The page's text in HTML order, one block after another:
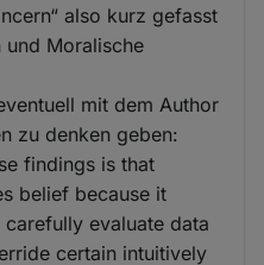
also kurz gefasst
und Moralische
mit dem Author
zu denken geben:
findings is that
belief because it
evaluate data
certain intuitively